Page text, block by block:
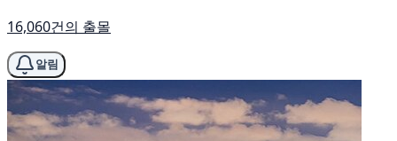
16,060건의 출몰
알림